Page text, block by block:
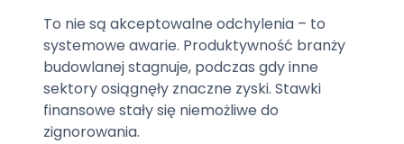
To nie są akceptowalne odchylenia – to
systemowe awarie. Produktywność branży
budowlanej stagnuje, podczas gdy inne
sektory osiągnęły znaczne zyski. Stawki
finansowe stały się niemożliwe do
zignorowania.